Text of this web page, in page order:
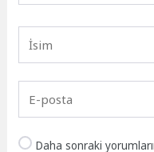
Daha sonraki